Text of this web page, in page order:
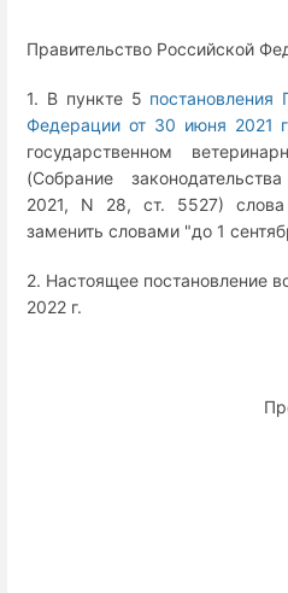
Правительство Российской
1. В пункте 5 постановления
Федерации от 30 июня 2021
государственном
(Собрание
2021, N 28, ст. 5527)
заменить словами "до 1
2. Настоящее постановление
2022 г.